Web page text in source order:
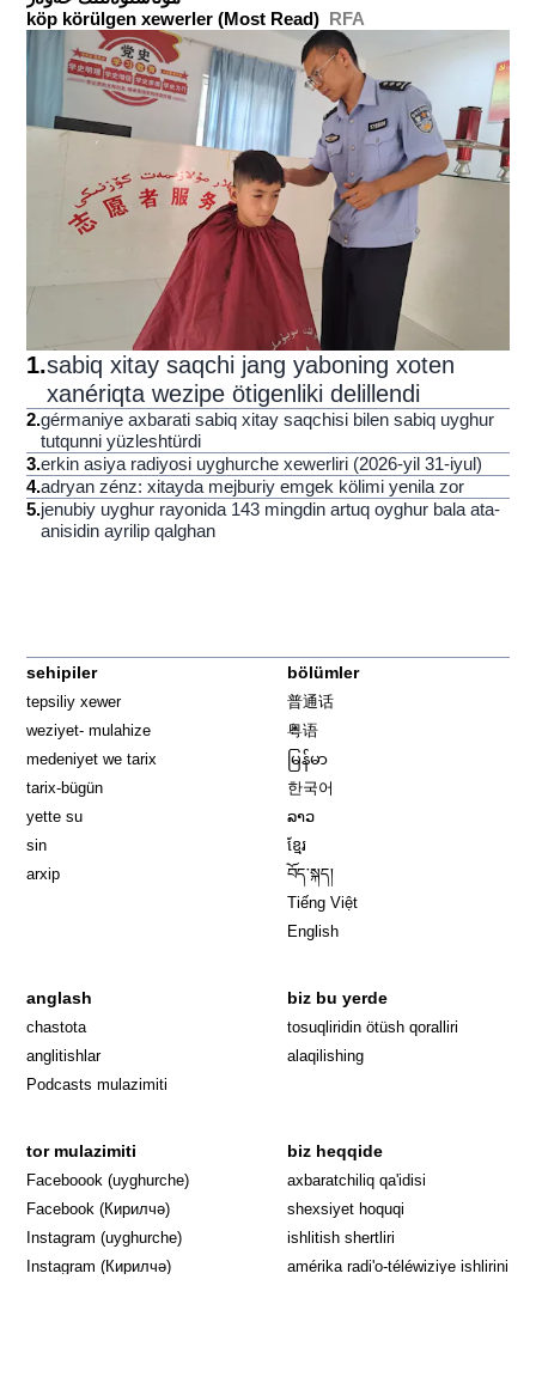
köp körülgen xewerler (Most Read) RFA
1.sabiq xitay saqchi jang yaboning xoten
xanériqta wezipe ötigenliki delillendi
2.gérmaniye axbarati sabiq xitay saqchisi bilen sabiq uyghur
tutqunni yüzleshtürdi
3.erkin asiya radiyosi uyghurche xewerliri (2026-yil 31-iyul)
4.adryan zénz: xitayda mejburiy emgek kölimi yenila zor
5.jenubiy uyghur rayonida 143 mingdin artuq oyghur bala ata-
anisidin ayrilip qalghan
sehipiler
tepsiliy xewer
weziyet- mulahize
medeniyet we tarix
tarix-bügün
yette su
sin
arxip
bölümler
普通话
粤语
မြန်မာ
한국어
ລາວ
ខ្មែរ
བོད་སྐད།
Tiếng Việt
English
anglash
chastota
anglitishlar
Podcasts mulazimiti
biz bu yerde
tosuqliridin ötüsh qoralliri
alaqilishing
tor mulazimiti
Faceboook (uyghurche) Opens in new window
Facebook (Кирилчә) Opens in new window
Instagram (uyghurche) Opens in new window
Instagram (Кирилчә) Opens in new window
biz heqqide
axbaratchiliq qa'idisi
shexsiyet hoquqi
ishlitish shertliri
amérika radi'o-téléwiziye ishlirini